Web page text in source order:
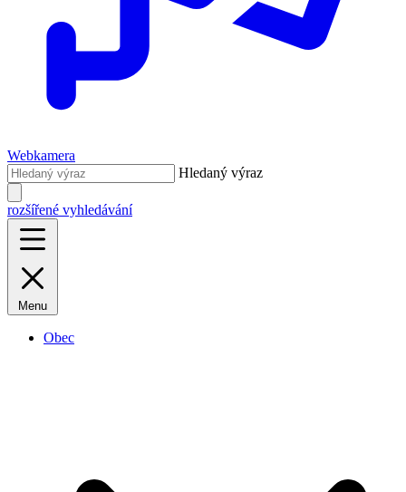
Webkamera
Hledaný výraz
rozšířené vyhledávání
Menu
Obec